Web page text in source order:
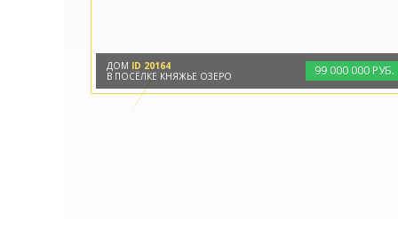
99 000 000 РУБ.
ДОМ ID 20164
В ПОСЁЛКЕ КНЯЖЬЕ ОЗЕРО